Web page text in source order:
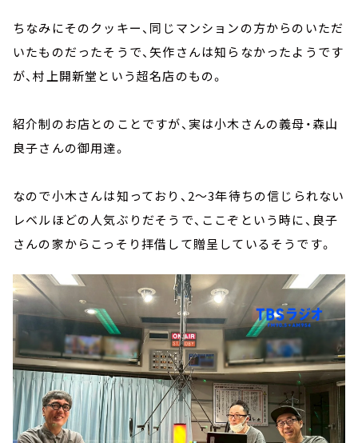
ちなみにそのクッキー、同じマンションの方からのいただ
いたものだったそうで、矢作さんは知らなかったようです
が、村上開新堂という超名店のもの。
紹介制のお店とのことですが、実は小木さんの義母・森山
良子さんの御用達。
なので小木さんは知っており、2～3年待ちの信じられない
レベルほどの人気ぶりだそうで、ここぞという時に、良子
さんの家からこっそり拝借して贈呈しているそうです。